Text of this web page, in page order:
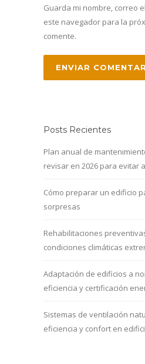
Guarda mi nombre, correo
este navegador para la
comente.
Posts Recientes
Plan anual de
revisar en 2026 para evitar
Cómo preparar un edificio
sorpresas
Rehabilitaciones
condiciones climáticas
Adaptación de edificios a
eficiencia y certificación
Sistemas de ventilación
eficiencia y confort en